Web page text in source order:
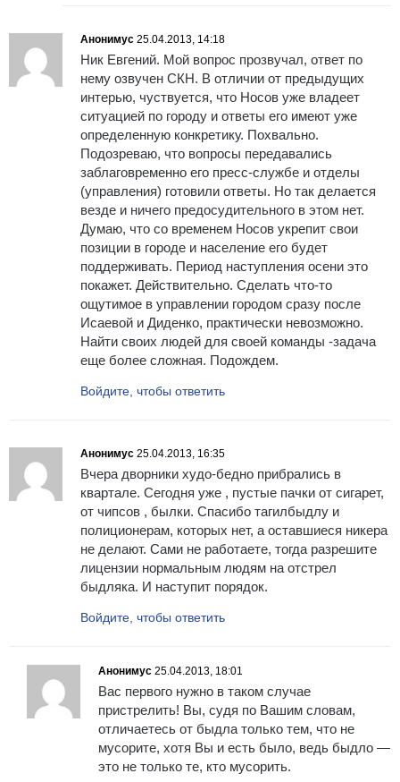
Анонимус 25.04.2013, 14:18
Ник Евгений. Мой вопрос прозвучал, ответ по
нему озвучен СКН. В отличии от предыдущих
интерью, чуствуется, что Носов уже владеет
ситуацией по городу и ответы его имеют уже
определенную конкретику. Похвально.
Подозреваю, что вопросы передавались
заблаговременно его пресс-службе и отделы
(управления) готовили ответы. Но так делается
везде и ничего предосудительного в этом нет.
Думаю, что со временем Носов укрепит свои
позиции в городе и население его будет
поддерживать. Период наступления осени это
покажет. Действительно. Сделать что-то
ощутимое в управлении городом сразу после
Исаевой и Диденко, практически невозможно.
Найти своих людей для своей команды -задача
еще более сложная. Подождем.
Войдите, чтобы ответить
Анонимус 25.04.2013, 16:35
Вчера дворники худо-бедно прибрались в
квартале. Сегодня уже , пустые пачки от сигарет,
от чипсов , былки. Спасибо тагилбыдлу и
полиционерам, которых нет, а оставшиеся никера
не делают. Сами не работаете, тогда разрешите
лицензии нормальным людям на отстрел
быдляка. И наступит порядок.
Войдите, чтобы ответить
Анонимус 25.04.2013, 18:01
Вас первого нужно в таком случае
пристрелить! Вы, судя по Вашим словам,
отличаетесь от быдла только тем, что не
мусорите, хотя Вы и есть было, ведь быдло —
это не только те, кто мусорить.